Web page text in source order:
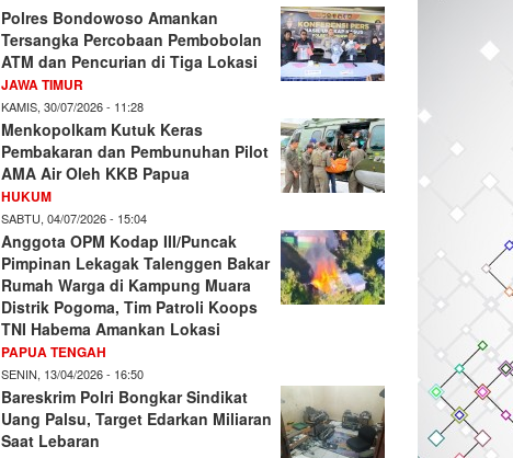
Polres Bondowoso Amankan
Tersangka Percobaan Pembobolan
ATM dan Pencurian di Tiga Lokasi
JAWA TIMUR
KAMIS, 30/07/2026 - 11:28
Menkopolkam Kutuk Keras
Pembakaran dan Pembunuhan Pilot
AMA Air Oleh KKB Papua
HUKUM
SABTU, 04/07/2026 - 15:04
Anggota OPM Kodap III/Puncak
Pimpinan Lekagak Talenggen Bakar
Rumah Warga di Kampung Muara
Distrik Pogoma, Tim Patroli Koops
TNI Habema Amankan Lokasi
PAPUA TENGAH
SENIN, 13/04/2026 - 16:50
Bareskrim Polri Bongkar Sindikat
Uang Palsu, Target Edarkan Miliaran
Saat Lebaran